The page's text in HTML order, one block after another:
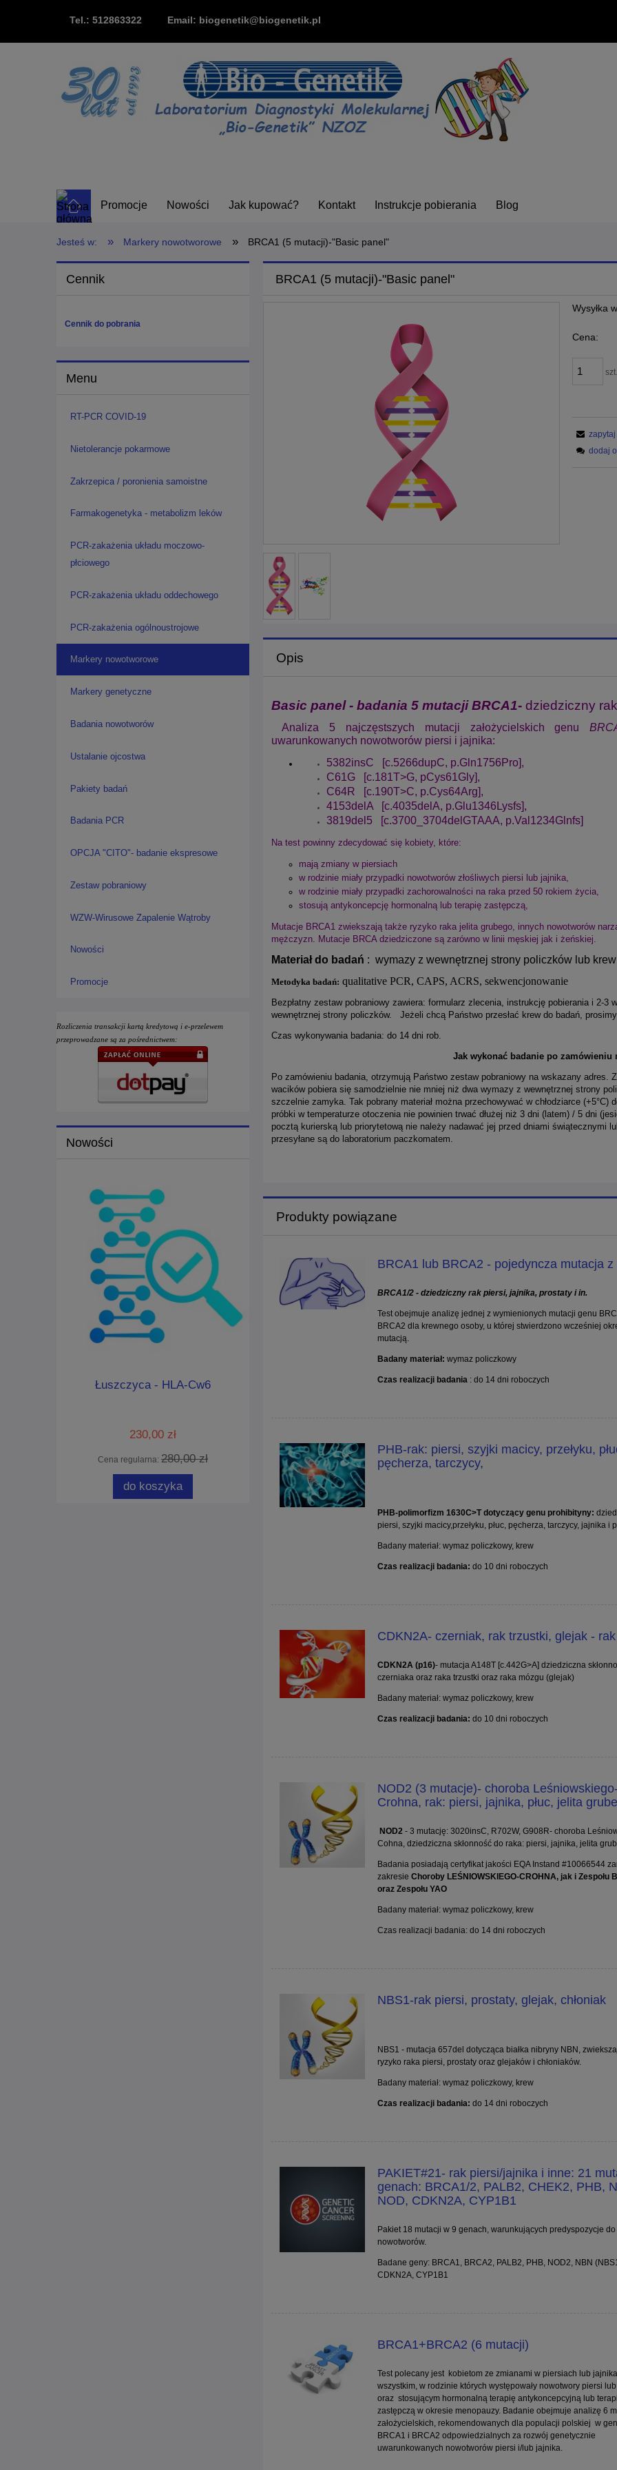
Tel.: 512863322 Email: biogenetik@biogenetik.pl
Promocje Nowości Jak kupować? Kontakt Instrukcje pobierania Blog
Jesteś w: » Markery nowotworowe » BRCA1 (5 mutacji)-"Basic panel"
Cennik
Cennik do pobrania
Menu
RT-PCR COVID-19
Nietolerancje pokarmowe
Zakrzepica / poronienia samoistne
Farmakogenetyka - metabolizm leków
PCR-zakażenia układu moczowo-
płciowego
PCR-zakażenia układu oddechowego
PCR-zakażenia ogólnoustrojowe
Markery nowotworowe
Markery genetyczne
Badania nowotworów
Ustalanie ojcostwa
Pakiety badań
Badania PCR
OPCJA "CITO"- badanie ekspresowe
Zestaw pobraniowy
WZW-Wirusowe Zapalenie Wątroby
Nowości
Promocje
Rozliczenia transakcji kartą kredytową i e-przelewem
przeprowadzane są za pośrednictwem:
Nowości
Łuszczyca - HLA-Cw6
230,00 zł
Cena regularna: 280,00 zł
do koszyka
HLA-B27 Zesztywniające zapalenie
Cena regularna:230,00 zł
do koszyka
280,00 zł
BRCA1 (5 mutacji)-"Basic panel"
Wysyłka
Cena:
szt.
dodaj
Opis
Basic panel - badania 5 mutacji BRCA1- dziedziczny
Analiza 5 najczęstszych mutacji założycielskich genu
uwarunkowanych nowotworów piersi i jajnika:
5382insC [c.5266dupC, p.Gln1756Pro],
C61G [c.181T>G, pCys61Gly],
C64R [c.190T>C, p.Cys64Arg],
4153delA [c.4035delA, p.Glu1346Lysfs],
3819del5 [c.3700_3704delGTAAA, p.Val1234Glnfs]
Na test powinny zdecydować się kobiety, które:
mają zmiany w piersiach
w rodzinie miały przypadki nowotworów złośliwych piersi lub jajnika,
w rodzinie miały przypadki zachorowalności na raka przed 50 rokiem życia,
stosują antykoncepcję hormonalną lub terapię zastępczą,
Mutacje BRCA1 zwiekszają także ryzyko raka jelita grubego, innych nowotworów
mężczyzn. Mutacje BRCA dziedziczone są zarówno w linii męskiej jak i żeńskiej.
Materiał do badań : wymazy z wewnętrznej strony policzków lub
Metodyka badań: qualitative PCR, CAPS, ACRS, sekwencjonowanie
Bezpłatny zestaw pobraniowy zawiera: formularz zlecenia, instrukcję pobierania i 2-3
wewnętrznej strony policzków. Jeżeli chcą Państwo przesłać krew do badań,
Czas wykonywania badania: do 14 dni rob.
Jak wykonać badanie po zamówieniu
Po zamówieniu badania, otrzymują Państwo zestaw pobraniowy na wskazany
wacików pobiera się samodzielnie nie mniej niż dwa wymazy z wewnętrznej strony
szczelnie zamyka. Tak pobrany materiał można przechowywać w chłodziarce (+5°C)
próbki w temperaturze otoczenia nie powinien trwać dłużej niż 3 dni (latem) / 5 dni
pocztą kurierską lub priorytetową nie należy nadawać jej przed dniami świątecznymi
przesyłane są do laboratorium paczkomatem.
Produkty powiązane
BRCA1 lub BRCA2 - pojedyncza mutacja z
BRCA1/2 - dziedziczny rak piersi, jajnika, prostaty i in.
Test obejmuje analizę jednej z wymienionych mutacji genu
BRCA2 dla krewnego osoby, u której stwierdzono wcześniej
mutacją.
Badany materiał: wymaz policzkowy
Czas realizacji badania: do 14 dni roboczych
PHB-rak: piersi, szyjki macicy, przełyku,
pęcherza, tarczycy,
PHB-polimorfizm 1630C>T dotyczący genu prohibityny:
piersi, szyjki macicy,przełyku, płuc, pęcherza, tarczycy, jajnika i
Badany materiał: wymaz policzkowy, krew
Czas realizacji badania: do 10 dni roboczych
CDKN2A- czerniak, rak trzustki, glejak -
CDKN2A (p16)- mutacja A148T [c.442G>A] dziedziczna
czerniaka oraz raka trzustki oraz raka mózgu (glejak)
Badany materiał: wymaz policzkowy, krew
Czas realizacji badania: do 10 dni roboczych
NOD2 (3 mutacje)- choroba Leśniowskiego-
Crohna, rak: piersi, jajnika, płuc, jelita
NOD2- 3 mutację: 3020insC, R702W, G908R- choroba
Cohna, dziedziczna skłonność do raka: piersi, jajnika, jelita
Badania posiadają certyfikat jakości EQA Instand #10066544
zakresie Choroby LEŚNIOWSKIEGO-CROHNA, jak i Zespołu
oraz Zespołu YAO
Badany materiał: wymaz policzkowy, krew
Czas realizacji badania: do 14 dni roboczych
NBS1-rak piersi, prostaty, glejak, chłoniak
NBS1 - mutacja 657del dotycząca białka nibryny NBN,
ryzyko raka piersi, prostaty oraz glejaków i chłoniaków.
Badany materiał: wymaz policzkowy, krew
Czas realizacji badania: do 14 dni roboczych
PAKIET#21- rak piersi/jajnika i inne: 21
genach: BRCA1/2, PALB2, CHEK2, PHB,
NOD, CDKN2A, CYP1B1
Pakiet 18 mutacji w 9 genach, warunkujących predyspozycje
nowotworów.
Badane geny: BRCA1, BRCA2, PALB2, PHB, NOD2, NBN
CDKN2A, CYP1B1
BRCA1+BRCA2 (6 mutacji)
Test polecany jest kobietom ze zmianami w piersiach lub
wszystkim, w rodzinie których występowały nowotwory piersi
oraz stosującym hormonalną terapię antykoncepcyjną lub
zastępczą w okresie menopauzy. Badanie obejmuje analizę 6
założycielskich, rekomendowanych dla populacji polskiej w
BRCA1 i BRCA2 odpowiedzialnych za rozwój genetycznie
uwarunkowanych nowotworów piersi i/lub jajnika.